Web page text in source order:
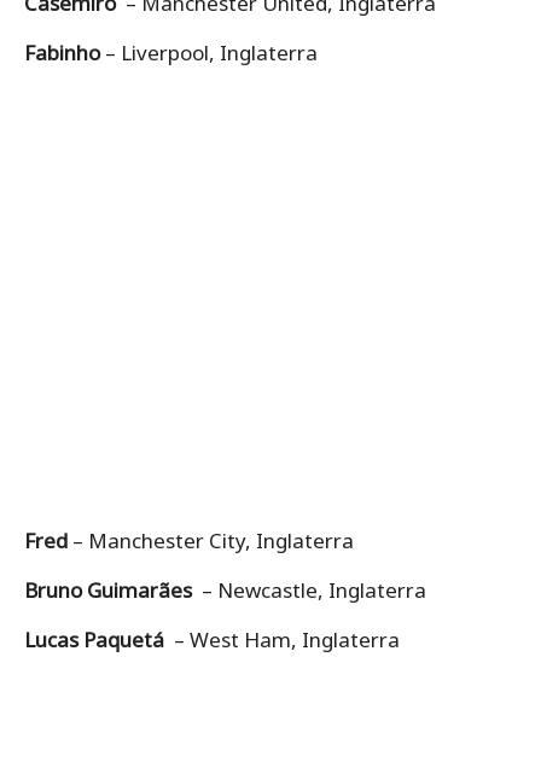
Fabinho– Liverpool, Inglaterra
Fred – Manchester City, Inglaterra
Bruno Guimarães– Newcastle, Inglaterra
Lucas Paquetá – West Ham, Inglaterra